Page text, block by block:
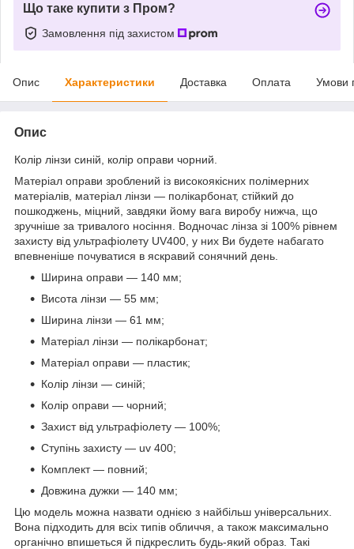
Що таке купити з Пром?
Замовлення під захистом
Опис Характеристики Доставка Оплата Умови
Опис
Колір лінзи синій, колір оправи чорний.
Матеріал оправи зроблений із високоякісних полімерних
матеріалів, матеріал лінзи — полікарбонат, стійкий до
пошкоджень, міцний, завдяки йому вага виробу нижча, що
зручніше за тривалого носіння. Водночас лінза зі 100% рівнем
захисту від ультрафіолету UV400, у них Ви будете набагато
впевненіше почуватися в яскравий сонячний день.
Ширина оправи — 140 мм;
Висота лінзи — 55 мм;
Ширина лінзи — 61 мм;
Матеріал лінзи — полікарбонат;
Матеріал оправи — пластик;
Колір лінзи — синій;
Колір оправи — чорний;
Захист від ультрафіолету — 100%;
Ступінь захисту — uv 400;
Комплект — повний;
Довжина дужки — 140 мм;
Цю модель можна назвати однією з найбільш універсальних.
Вона підходить для всіх типів обличчя, а також максимально
органічно впишеться й підкреслить будь-який образ. Такі